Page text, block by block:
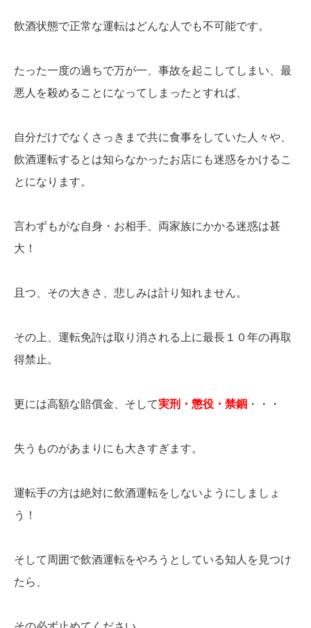
飲酒状態で正常な運転はどんな人でも不可能です。
たった一度の過ちで万が一、事故を起こしてしまい、最
悪人を殺めることになってしまったとすれば、
自分だけでなくさっきまで共に食事をしていた人々や、
飲酒運転するとは知らなかったお店にも迷惑をかけるこ
とになります。
言わずもがな自身・お相手、両家族にかかる迷惑は甚
大！
且つ、その大きさ、悲しみは計り知れません。
その上、運転免許は取り消される上に最長１０年の再取
得禁止。
更には高額な賠償金、そして実刑・懲役・禁錮 ・・・
失うものがあまりにも大きすぎます。
運転手の方は絶対に飲酒運転をしないようにしましょ
う！
そして周囲で飲酒運転をやろうとしている知人を見つけ
たら、